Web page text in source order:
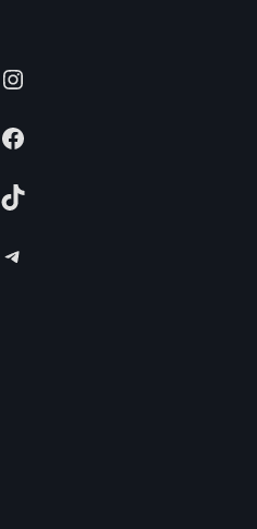
Instagram
Facebook
TikTok
Telegram